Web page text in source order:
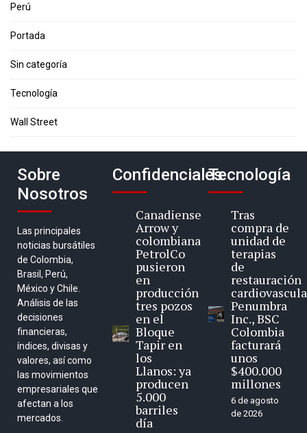
Perú
Portada
Sin categoría
Tecnología
Wall Street
Sobre
Nosotros
Las principales
noticias bursátiles
de Colombia,
Brasil, Perú,
México y Chile.
Análisis de las
decisiones
financieras,
índices, divisas y
valores, así como
las movimientos
empresariales que
afectan a los
mercados.
Confidenciales
Canadiense
Arrow y
colombiana
PetrolCo
pusieron
en
producción
tres pozos
en el
Bloque
Tapir en
los
Llanos: ya
producen
5.000
barriles
día
Tecnología
Tras
compra de
unidad de
terapias
de
restauración
Penumbra
Inc., BSC
Colombia
facturará
unos
$400.000
millones
6 de agosto
de 2026